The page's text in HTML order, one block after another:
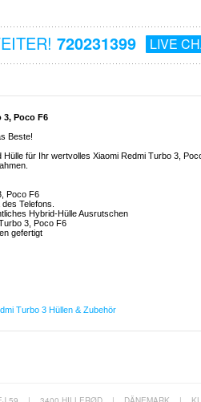
720231399 LIVE
3, Poco F6
Beste!
für Ihr wertvolles Xiaomi Redmi Turbo 3,
Poco F6
Telefons.
Hybrid-Hülle Ausrutschen
3, Poco F6
gefertigt
Turbo 3 Hüllen & Zubehör